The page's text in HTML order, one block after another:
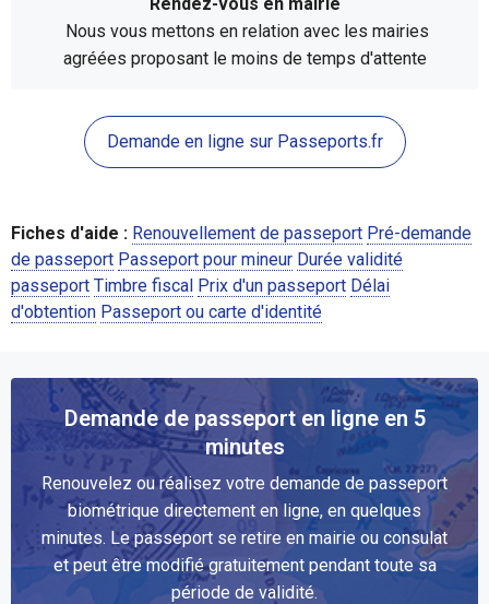
Nous vous mettons en relation avec les mairies
agréées proposant le moins de temps d'attente
Demande en ligne sur Passeports.fr
Fiches d'aide : Renouvellement de passeport Pré-demande
de passeport Passeport pour mineur Durée validité
passeport Timbre fiscal Prix d'un passeport Délai
d'obtention Passeport ou carte d'identité
Demande de passeport en ligne en 5
minutes
Renouvelez ou réalisez votre demande de passeport
biométrique directement en ligne, en quelques
minutes. Le passeport se retire en mairie ou consulat
et peut être modifié gratuitement pendant toute sa
période de validité.